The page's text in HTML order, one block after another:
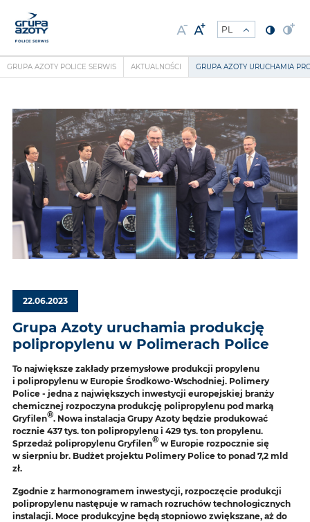
GRUPA AZOTY POLICE SERWIS AKTUALNOŚCI GRUPA AZOTY URUCHAMIA
22.06.2023
Grupa Azoty uruchamia produkcję
polipropylenu w Polimerach Police
To największe zakłady przemysłowe produkcji propylenu
i polipropylenu w Europie Środkowo-Wschodniej. Polimery
Police - jedna z największych inwestycji europejskiej branży
chemicznej rozpoczyna produkcję polipropylenu pod marką
Gryfilen®. Nowa instalacja Grupy Azoty będzie produkować
rocznie 437 tys. ton polipropylenu i 429 tys. ton propylenu.
Sprzedaż polipropylenu Gryfilen®w Europie rozpocznie się
w sierpniu br. Budżet projektu Polimery Police to ponad 7,2 mld
zł.
Zgodnie z harmonogramem inwestycji, rozpoczęcie produkcji
polipropylenu następuje w ramach rozruchów technologicznych
instalacji. Moce produkcyjne będą stopniowo zwiększane, aż do